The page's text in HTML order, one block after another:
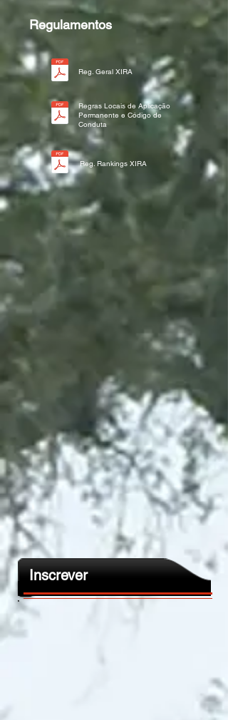
Regulamentos
Reg. Geral XIRA
Regras Locais de Aplicação
Permanente e Código de
Conduta
Reg. Rankings XIRA
Inscrever